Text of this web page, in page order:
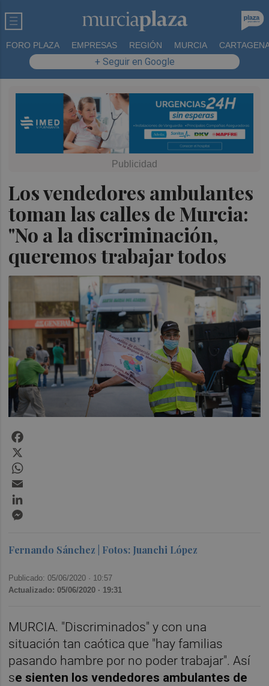
FORO PLAZA EMPRESAS REGIÓN MURCIA
+ Seguir en Google
Los vendedores ambulantes
toman las calles de Murcia:
"No a la discriminación,
queremos trabajar todos
Fernando Sánchez | Fotos: Juanchi López
Publicado: 05/06/2020 · 10:57
Actualizado: 05/06/2020 · 19:31
MURCIA. "Discriminados" y con una
situación tan caótica que "hay familias
pasando hambre por no poder trabajar". Así
se sienten los vendedores ambulantes de